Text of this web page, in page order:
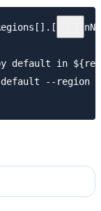
default in
--region